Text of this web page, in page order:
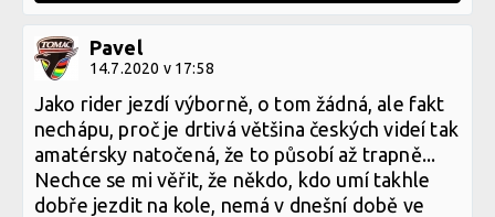
Pavel
14.7.2020 v 17:58
Jako rider jezdí výborně, o tom žádná, ale fakt
nechápu, proč je drtivá většina českých videí tak
amatérsky natočená, že to působí až trapně...
Nechce se mi věřit, že někdo, kdo umí takhle
dobře jezdit na kole, nemá v dnešní době ve